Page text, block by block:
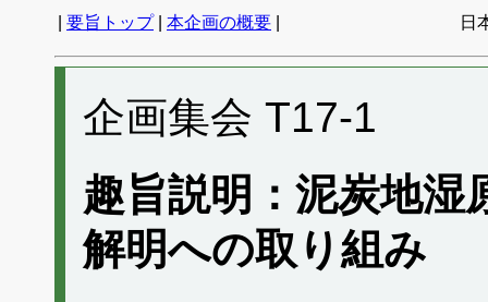
要旨トップ| 本企画の概要 日
企画集会 T17-1
趣旨説明：泥炭地湿
解明への取り組み